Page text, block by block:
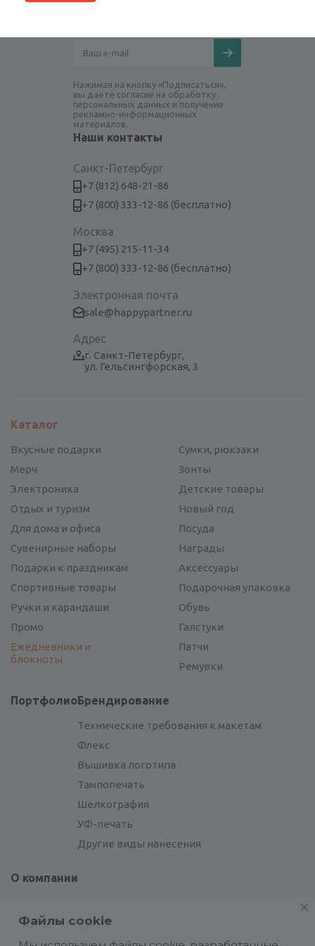
Нажимая на кнопку «Подписаться»,
вы даёте согласие на обработку
персональных данных и получение
рекламно-информационных
материалов.
Наши контакты
Санкт-Петербург
+7 (812) 648-21-86
+7 (800) 333-12-86 (бесплатно)
Москва
+7 (495) 215-11-34
+7 (800) 333-12-86 (бесплатно)
Электронная почта
sale@happypartner.ru
Адрес
г. Санкт-Петербург,
ул. Гельсингфорская, 3
Каталог
Вкусные подарки
Мерч
Электроника
Отдых и туризм
Для дома и офиса
Сувенирные наборы
Подарки к праздникам
Спортивные товары
Ручки и карандаши
Промо
Ежедневники и
блокноты
Сумки, рюкзаки
Зонты
Детские товары
Новый год
Посуда
Награды
Аксессуары
Подарочная упаковка
Обувь
Галстуки
Патчи
Ремувки
ПортфолиоБрендирование
Технические требования к макетам
Флекс
Вышивка логотипа
Тампопечать
Шелкография
УФ-печать
Другие виды нанесения
О компании
Сотрудники
Сотрудничество
Файлы cookie